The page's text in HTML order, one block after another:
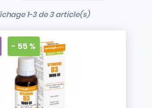
1-3 de 3 article(s)
- 55 %